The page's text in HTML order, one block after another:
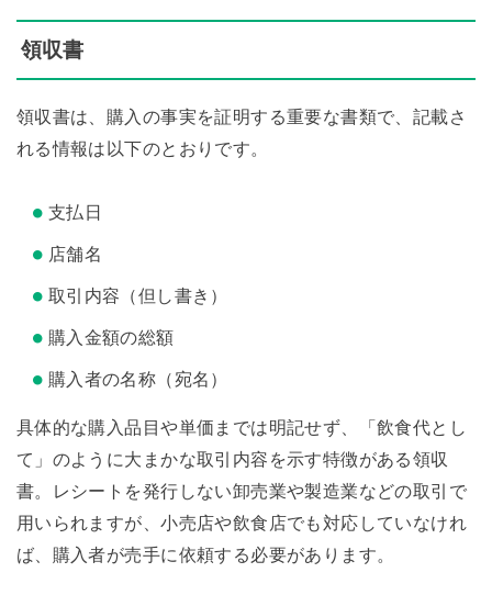
領収書
領収書は、購入の事実を証明する重要な書類で、記載さ
れる情報は以下のとおりです。
支払日
店舗名
取引内容（但し書き）
購入金額の総額
購入者の名称（宛名）
具体的な購入品目や単価までは明記せず、「飲食代とし
て」のように大まかな取引内容を示す特徴がある領収
書。レシートを発行しない卸売業や製造業などの取引で
用いられますが、小売店や飲食店でも対応していなけれ
ば、購入者が売手に依頼する必要があります。